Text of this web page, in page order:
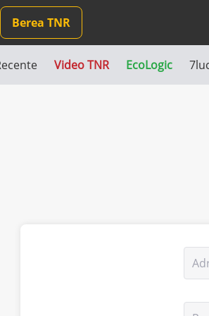
Berea TNR
Video TNR EcoLogic